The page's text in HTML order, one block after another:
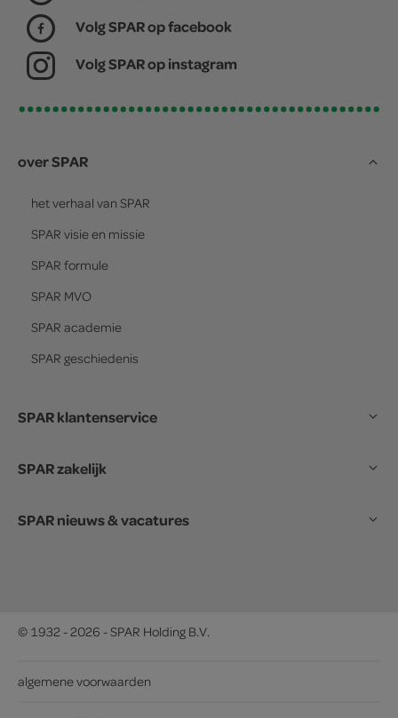
Volg SPAR op facebook
Volg SPAR op instagram
over SPAR
het verhaal van SPAR
SPAR visie en missie
SPAR formule
SPAR MVO
SPAR academie
SPAR geschiedenis
SPAR klantenservice
SPAR zakelijk
SPAR nieuws & vacatures
© 1932 - 2026 - SPAR Holding B.V.
algemene voorwaarden